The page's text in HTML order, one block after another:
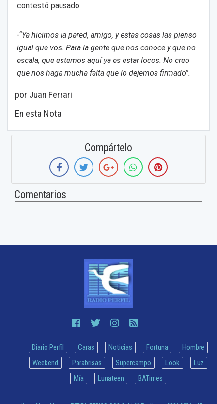
contestó pausado:
-“Ya hicimos la pared, amigo, y estas cosas las pienso
igual que vos. Para la gente que nos conoce y que no
escala, que estemos aquí ya es estar locos. No creo
que nos haga mucha falta que lo dejemos firmado”.
por Juan Ferrari
En esta Nota
Compártelo
Comentarios
Diario Perfil Caras Noticias Fortuna
Hombre
Weekend
Parabrisas Supercampo Look
Luz
Mía
Lunateen BATimes